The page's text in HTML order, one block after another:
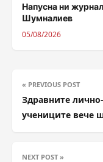
Напусна ни
Шумналиев
05/08/2026
« PREVIOUS POST
Здравните
учениците вече
NEXT POST »